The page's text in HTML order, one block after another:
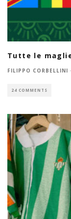
Tutte le
FILIPPO CORBELLINI ·
24 COMMENTS